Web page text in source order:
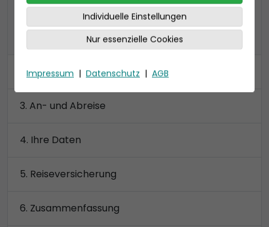
alle Kategorien anzeigen
Kabine
An- und Abreise
Ihre Daten
Reiseversicherung
Zusammenfassung
Individuelle Einstellungen
Nur essenzielle Cookies
Impressum | Datenschutz | AGB